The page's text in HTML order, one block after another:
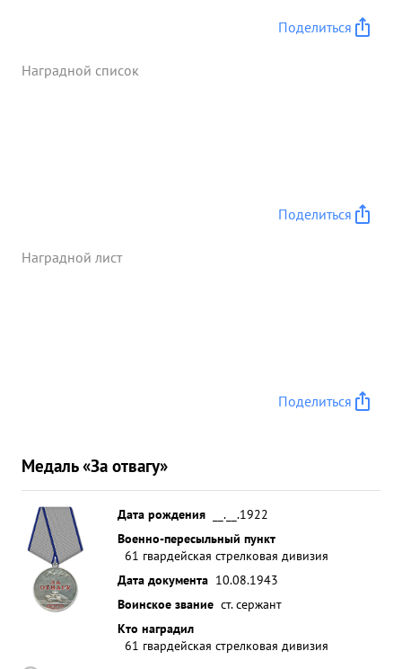
Поделиться
Наградной список
Поделиться
Наградной лист
Поделиться
Медаль «За отвагу»
Дата рождения
__.__.1922
Военно-пересыльный пункт
61 гвардейская стрелковая дивизия
Дата документа 10.08.1943
Воинское звание ст. сержант
Кто наградил
61 гвардейская стрелковая дивизия